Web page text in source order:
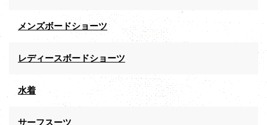
メンズボードショーツ
レディースボードショーツ
水着
サーフスーツ